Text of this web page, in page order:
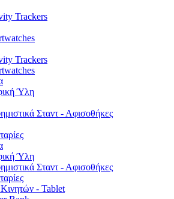
Trackers
Trackers
Ύλη
Σταντ - Αφισοθήκες
Ύλη
Σταντ - Αφισοθήκες
- Tablet